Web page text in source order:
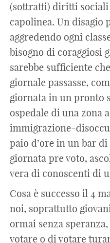
(sottratti) diritti
capolinea. Un disagio
aggredendo ogni
bisogno di coraggiosi
sarebbe sufficiente
giornale passasse,
giornata in un pronto
ospedale di una zona
immigrazione-
paio d’ore in un bar
giornata pre voto,
vera di conoscenti di
Cosa è successo il 4
noi, soprattutto
ormai senza
votare o di votare